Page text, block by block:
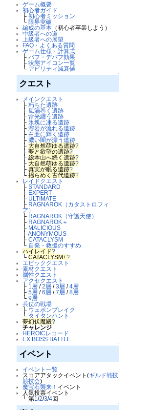
ゲーム概要
初心者ガイド
├ 初心者ミッション
└ 限界突破
編成の基本（初心者卒業しよう）
中級者への道
上級者への展望
FAQ・よくある質問
ゲーム仕様・計算式
├ バフ・デバフ効果
├ 状態アイコン一覧
└ アビリティ減衰値
↑
クエスト
メインクエスト
├ 朽ちた遺跡
├ 風渦巻く遺跡
├ 雷光纏う遺跡
├ 氷塊に凍る遺跡
├ 溶岩が流れる遺跡
├ 白亜に輝く遺跡
├ 濃い闇が漂う遺跡
├ 大自然萌ゆる遺跡?
├ 夢と欲望の遺跡?
├ 総本山へ続く遺跡?
├ 大自然萌ゆる遺跡?
├ 真実が眠る遺跡?
└ 揺らめく古代遺跡?
レイドクエスト
├ STANDARD
├ EXPERT
├ ULTIMATE
├ RAGNAROK（カタストロフィ
ア）
├ RAGNAROK（守護天使）
├ RAGNAROK＋
├ MALICIOUS
├ANONYMOUS
├ CATACLYSM
└ 自発・救援のすすめ
ハイレイド?
└ CATACLYSM+?
エピッククエスト
素材クエスト
属性クエスト
アクセクエスト
├ 1層/2層/3層/4層
├ 5層/6層/7層/8層
└ 9層
兵仗の戦場
├ ウェポンブレイク
└ タイタンハント
夢幻伏魔殿?
チャレンジ
HEROICレコード
EX BOSS BATTLE
↑
イベント
イベント一覧
スコアアタックイベント(ギルド戦技
競技会)
魔宝石襲来！ イベント
人気投票イベント
└ 第1 /2/3/4回
↑